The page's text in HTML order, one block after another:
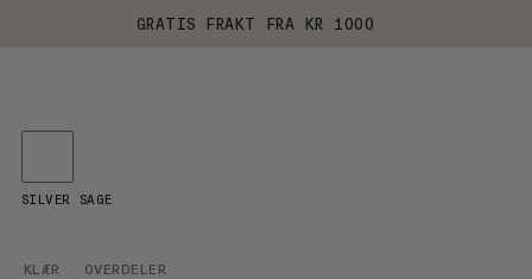
GRATIS FRAKT FRA KR 1000
KLÆR OVERDELER
SILVER SAGE